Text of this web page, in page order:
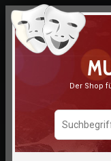
Der Shop